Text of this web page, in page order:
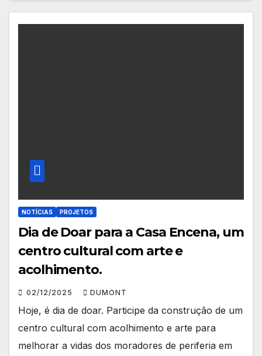
NOTÍCIAS PROJETOS
Dia de Doar para a Casa Encena, um
centro cultural com arte e
acolhimento.
02/12/2025 DUMONT
Hoje, é dia de doar. Participe da construção de um
centro cultural com acolhimento e arte para
melhorar a vidas dos moradores de periferia em